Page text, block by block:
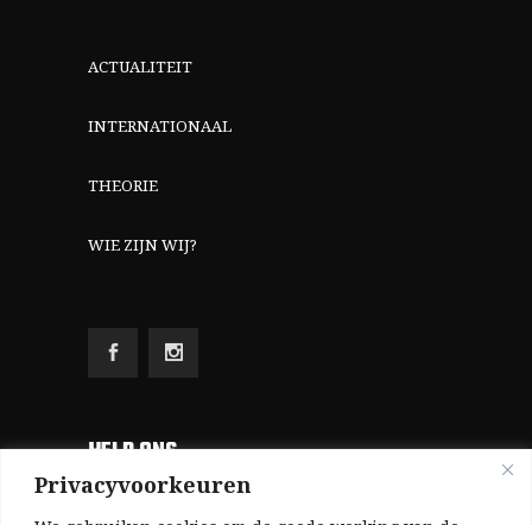
Privacyvoorkeuren
ACTUALITEIT
INTERNATIONAAL
THEORIE
WIE ZIJN WIJ?
HELP ONS